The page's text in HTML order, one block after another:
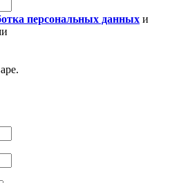
персональных данных и